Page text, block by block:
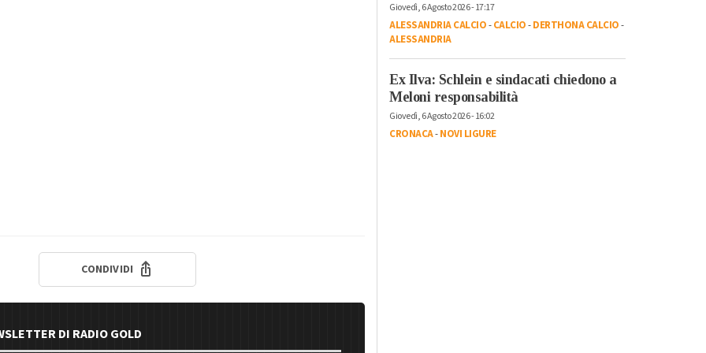
CONDIVIDI
DI RADIO GOLD
Giovedì, 6 Agosto 2026 - 17:17
ALESSANDRIA CALCIO-CALCIO-DERTHONA CALCIO-
ALESSANDRIA
Ex Ilva: Schlein e sindacati chiedono a
Meloni responsabilità
Giovedì, 6 Agosto 2026 - 16:02
CRONACA-NOVI LIGURE